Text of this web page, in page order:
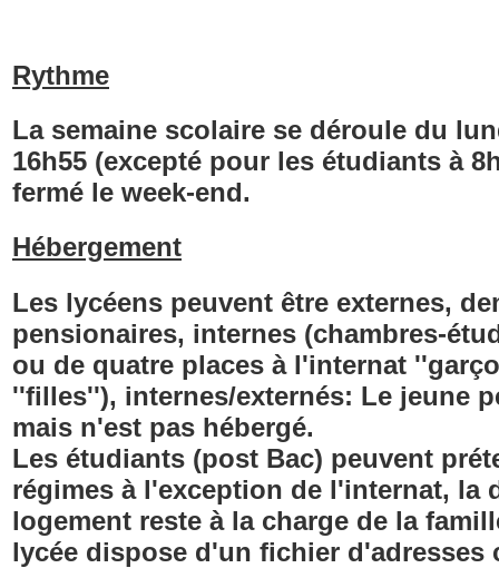
Rythme
La semaine scolaire se déroule du
16h55 (excepté pour les étudiants à
fermé le week-end.
Hébergement
Les lycéens peuvent être externes,
pensionaires, internes (chambres-
ou de quatre places à l'internat
''filles''), internes/externés: Le jeune
mais n'est pas hébergé.
Les étudiants (post Bac) peuvent
régimes à l'exception de l'internat, la
logement reste à la charge de la
lycée dispose d'un fichier d'adresses